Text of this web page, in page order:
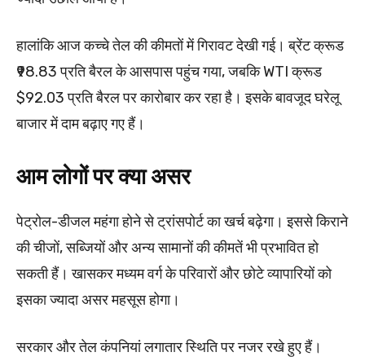
हालांकि आज कच्चे तेल की कीमतों में गिरावट देखी गई। ब्रेंट क्रूड
₹98.83 प्रति बैरल के आसपास पहुंच गया, जबकि WTI क्रूड
$92.03 प्रति बैरल पर कारोबार कर रहा है। इसके बावजूद घरेलू
बाजार में दाम बढ़ाए गए हैं।
आम लोगों पर क्या असर
पेट्रोल-डीजल महंगा होने से ट्रांसपोर्ट का खर्च बढ़ेगा। इससे किराने
की चीजों, सब्जियों और अन्य सामानों की कीमतें भी प्रभावित हो
सकती हैं। खासकर मध्यम वर्ग के परिवारों और छोटे व्यापारियों को
इसका ज्यादा असर महसूस होगा।
सरकार और तेल कंपनियां लगातार स्थिति पर नजर रखे हुए हैं।